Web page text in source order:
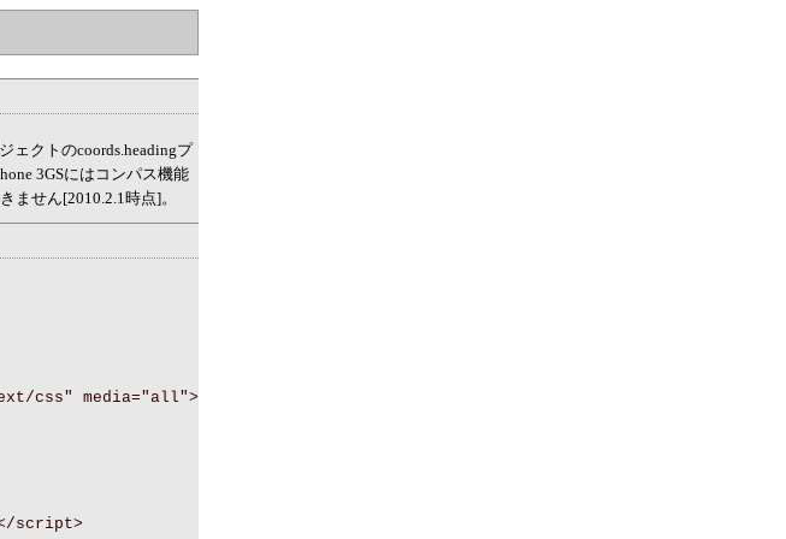
ェクトのcoords.headingプ
3GSにはコンパス機能
ません[2010.2.1時点]。
css" media="all">
script>